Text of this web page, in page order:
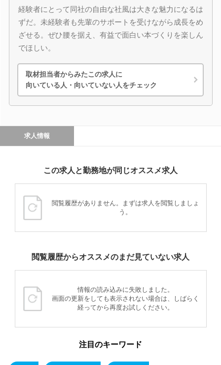
経験者にとって同社の自由な社風は大きな魅力になるは
ずだ。未経験者も先輩のサポートを受けながら成長をめ
ざせる。ぜひ腰を据え、有益で面白い本づくりを楽しん
でほしい。
取材担当者からみたこの求人に
向いている人・向いていない人をチェック
求人情報
この求人と勤務地が同じオススメ求人
閲覧履歴がありません。まずは求人を閲覧しましょ
う。
閲覧履歴からオススメのまだ見ていない求人
情報の読み込みに失敗しました。
画面の更新をしても表示されない場合は、しばらく
経ってから再度お試しください。
注目のキーワード